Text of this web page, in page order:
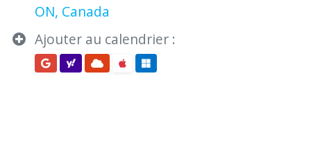
ON, Canada
Ajouter au calendrier :